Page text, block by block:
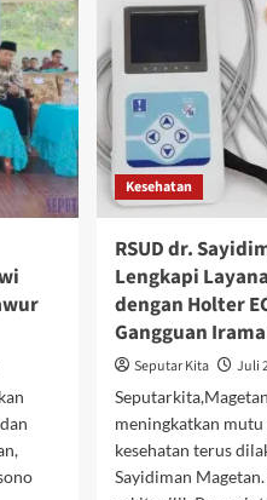
Ojek
Online
Gegerkan
Warga
Hamparan
Perak
Kesehatan
RSUD dr.
Lengkapi
dengan Holter
Gangguan
Seputar Kita Juli
meningkatkan mutu
kesehatan terus
Sayidiman